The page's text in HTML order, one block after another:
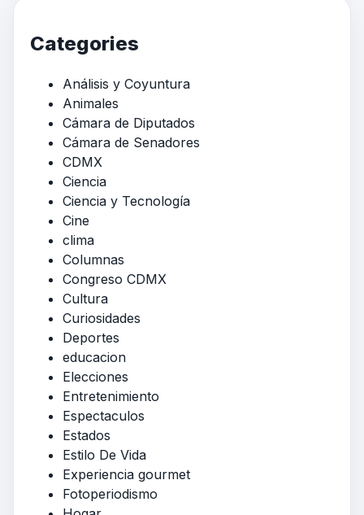
Categories
Análisis y Coyuntura
Animales
Cámara de Diputados
Cámara de Senadores
CDMX
Ciencia
Ciencia y Tecnología
Cine
clima
Columnas
Congreso CDMX
Cultura
Curiosidades
Deportes
educacion
Elecciones
Entretenimiento
Espectaculos
Estados
Estilo De Vida
Experiencia gourmet
Fotoperiodismo